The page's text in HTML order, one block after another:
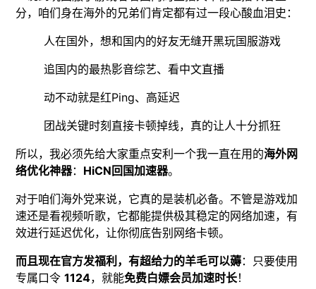
分，咱们身在海外的兄弟们肯定都有过一段心酸血泪史：
人在国外，想和国内的好友无缝开黑玩国服游戏
追国内的最热影音综艺、看中文直播
动不动就是红Ping、高延迟
团战关键时刻直接卡顿掉线，真的让人十分抓狂
所以，我必须先给大家重点安利一个我一直在用的海外网
络优化神器： HiCN回国加速器。
对于咱们海外党来说，它真的是装机必备。不管是游戏加
速还是看视频听歌，它都能提供极其稳定的网络加速，有
效进行延迟优化，让你彻底告别网络卡顿。
而且现在官方发福利，有超给力的羊毛可以薅：只要使用
专属口令1124，就能免费白嫖会员加速时长！